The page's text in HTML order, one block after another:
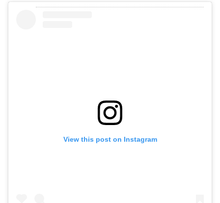
View this post on Instagram